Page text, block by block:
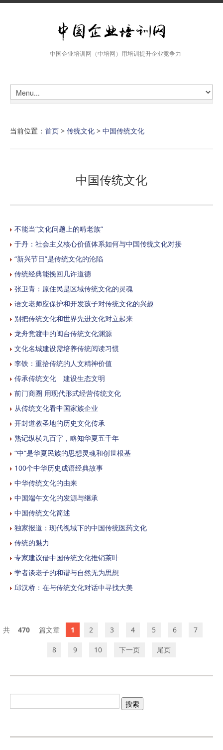
中国企业培训网（中培网）用培训提升企业竞争力
当前位置： 首页 > 传统文化 > 中国传统文化
中国传统文化
不能当“文化问题上的啃老族”
于丹：社会主义核心价值体系如何与中国传统文化对接
“新兴节日”是传统文化的沦陷
传统经典能挽回几许道德
张卫青：原住民是区域传统文化的灵魂
语文老师应保护和开发孩子对传统文化的兴趣
别把传统文化和世界先进文化对立起来
龙舟竞渡中的闽台传统文化渊源
文化名城建设需培养传统阅读习惯
李铁：重拾传统的人文精神价值
传承传统文化 建设生态文明
前门商圈 用现代形式经营传统文化
从传统文化看中国家族企业
开封道教圣地的历史文化传承
熟记纵横九百字，略知华夏五千年
“中”是华夏民族的思想灵魂和创世根基
100个中华历史成语经典故事
中华传统文化的由来
中国端午文化的发源与继承
中国传统文化简述
独家报道：现代视域下的中国传统医药文化
传统的魅力
专家建议借中国传统文化推销茶叶
学者谈老子的和谐与自然无为思想
邱汉桥：在与传统文化对话中寻找大美
470 1 2 3 4 5 6 7
8 9 10 下一页 尾页